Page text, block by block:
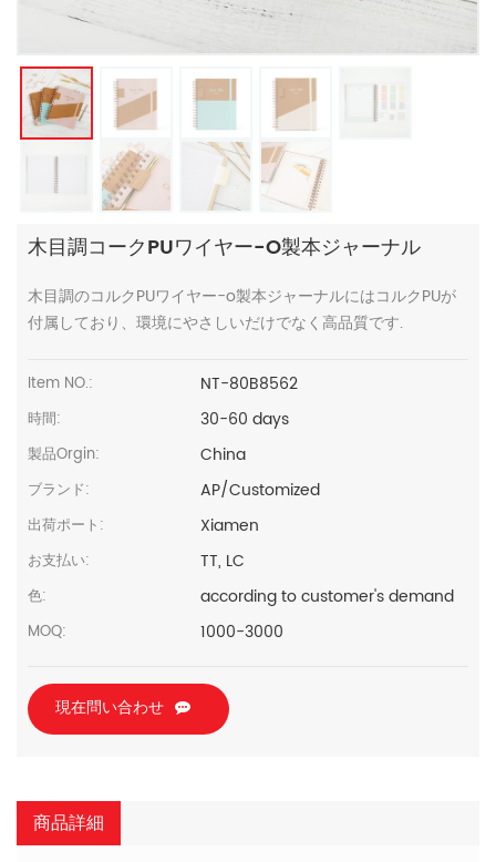
木目調コークPUワイヤー-O製本ジャーナル
木目調のコルクPUワイヤー-o製本ジャーナルにはコルクPUが
付属しており、環境にやさしいだけでなく高品質です.
Item NO.: NT-80B8562
時間: 30-60 days
製品Orgin: China
ブランド: AP/Customized
出荷ポート: Xiamen
お支払い: TT, LC
色: according to customer's demand
MOQ: 1000-3000
現在問い合わせ
商品詳細